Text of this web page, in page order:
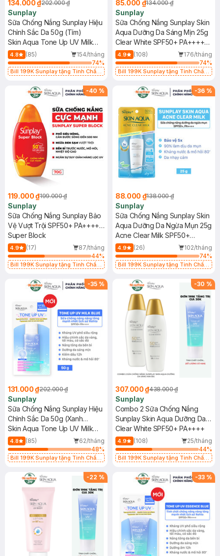
134.000 ₫202.000 ₫
Sunplay
Sữa Chống Nắng Sunplay Hiệu
Chỉnh Sắc Da 50g (Tím)
Skin Aqua Tone Up UV Milk
Lavender SPF50+/PA++++
4.8 (85)
154/tháng
74%
Bill 199K Sunplay tặng Tinh Chất
85.000 ₫134.000 ₫
Sunplay
Sữa Chống Nắng Sunplay Skin
Aqua Dưỡng Da Sáng Mịn 25g
Clear White SPF50+ PA++++
(Phiên Bản Eco Việt Nam)
4.9 (108)
176/tháng
74%
Bill 199K Sunplay tặng Tinh Chất
-40 %
119.000 ₫199.000 ₫
Sunplay
Sữa Chống Nắng Sunplay Bảo
Vệ Vượt Trội SPF50+ PA++++
70g
Super Block
4.9 (17)
87/tháng
44%
Bill 199K Sunplay tặng Tinh Chất
-36 %
88.000 ₫138.000 ₫
Sunplay
Sữa Chống Nắng Sunplay Skin
Aqua Dưỡng Da Ngừa Mụn 25g
Acne Clear Milk SPF50+
PA++++ (Eco Việt Nam)
4.9 (26)
102/tháng
74%
Bill 199K Sunplay tặng Tinh Chất
-35 %
131.000 ₫202.000 ₫
Sunplay
Sữa Chống Nắng Sunplay Hiệu
Chỉnh Sắc Da 50g (Xanh
Dương)
Skin Aqua Tone Up UV Milk
Blue SPF50+ PA++++
4.8 (85)
62/tháng
48%
Bill 199K Sunplay tặng Tinh Chất
-30 %
307.000 ₫438.000 ₫
Sunplay
Combo 2 Sữa Chống Nắng
Sunplay Skin Aqua Dưỡng Da
Sáng Mịn 55g
Clear White SPF50+ PA++++
4.9 (108)
25/tháng
44%
Bill 199K Sunplay tặng Tinh Chất
-22 % -33 %